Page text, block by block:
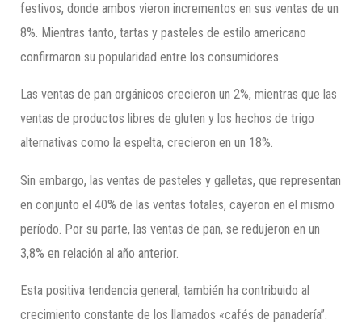
festivos, donde ambos vieron incrementos en sus ventas de un
8%. Mientras tanto, tartas y pasteles de estilo americano
confirmaron su popularidad entre los consumidores.
Las ventas de pan orgánicos crecieron un 2%, mientras que las
ventas de productos libres de gluten y los hechos de trigo
alternativas como la espelta, crecieron en un 18%.
Sin embargo, las ventas de pasteles y galletas, que representan
en conjunto el 40% de las ventas totales, cayeron en el mismo
período. Por su parte, las ventas de pan, se redujeron en un
3,8% en relación al año anterior.
Esta positiva tendencia general, también ha contribuido al
crecimiento constante de los llamados «cafés de panadería”.